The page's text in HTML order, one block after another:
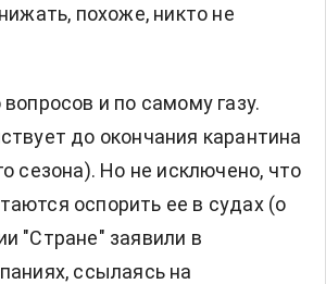
похоже, никто не
и по самому газу.
до окончания карантина
сезона). Но не исключено, что
оспорить ее в судах (о
"Стране" заявили в
ссылаясь на